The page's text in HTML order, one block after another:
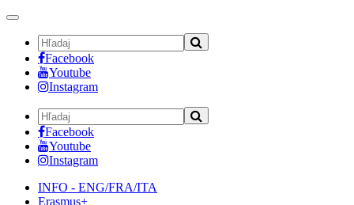
Toggle
navigation
Facebook
Youtube
Instagram
Facebook
Youtube
Instagram
INFO - ENG/FRA/ITA
Erasmus+